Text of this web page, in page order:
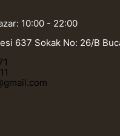
10:00 - 22:00
637 Sokak No: 26/B